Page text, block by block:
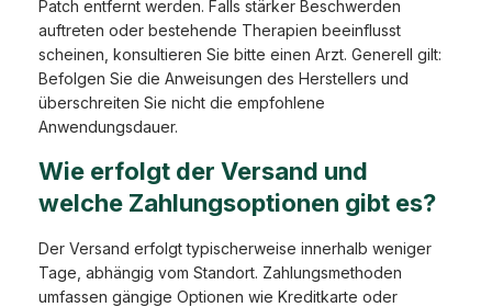
Patch entfernt werden. Falls stärker Beschwerden
auftreten oder bestehende Therapien beeinflusst
scheinen, konsultieren Sie bitte einen Arzt. Generell gilt:
Befolgen Sie die Anweisungen des Herstellers und
überschreiten Sie nicht die empfohlene
Anwendungsdauer.
Wie erfolgt der Versand und
welche Zahlungsoptionen gibt es?
Der Versand erfolgt typischerweise innerhalb weniger
Tage, abhängig vom Standort. Zahlungsmethoden
umfassen gängige Optionen wie Kreditkarte oder